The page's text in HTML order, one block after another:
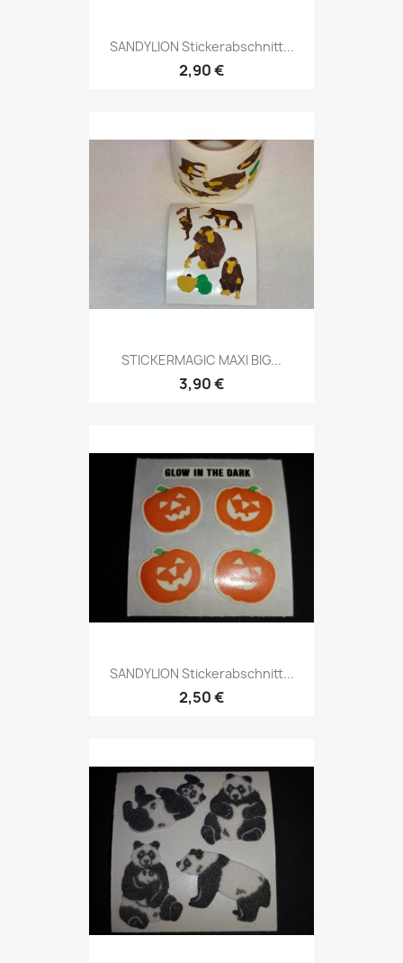
SANDYLION Stickerabschnitt...
2,90 €
STICKERMAGIC MAXI BIG...
3,90 €
SANDYLION Stickerabschnitt...
2,50 €